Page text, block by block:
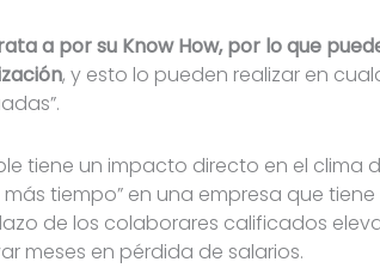
a por su Know How, por lo que
, y esto lo pueden realizar en
tiene un impacto directo en el
tiempo” en una empresa que
de los colaborares calificados
meses en pérdida de salarios.